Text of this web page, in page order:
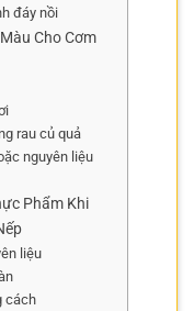
đáy nồi
Cho Cơm
rau củ quả
nguyên liệu
Phẩm Khi
liệu
cách